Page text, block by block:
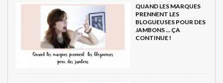
QUAND LES MARQUES
PRENNENT LES
BLOGUEUSES POUR DES
JAMBONS … ÇA
CONTINUE !